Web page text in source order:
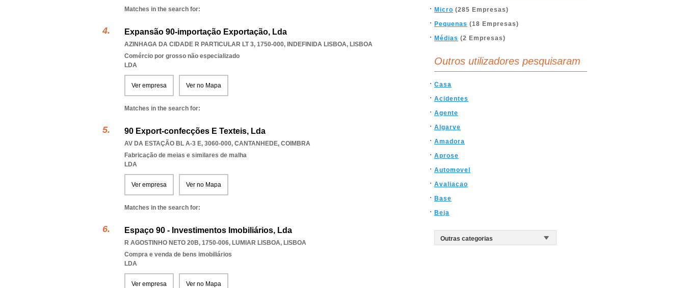
Matches in the search for:
Expansão 90-importação Exportação, Lda
AZINHAGA DA CIDADE R PARTICULAR LT 3, 1750-000, INDEFINIDA LISBOA, LISBOA
Comércio por grosso não especializado
LDA
Ver empresa Ver no Mapa
Matches in the search for:
90 Export-confecções E Texteis, Lda
AV DA ESTAÇÃO BL A-3 E, 3060-000, CANTANHEDE, COIMBRA
Fabricação de meias e similares de malha
LDA
Ver empresa Ver no Mapa
Matches in the search for:
Espaço 90 - Investimentos Imobiliários, Lda
R AGOSTINHO NETO 20B, 1750-006, LUMIAR LISBOA, LISBOA
Compra e venda de bens imobiliários
LDA
Ver empresa Ver no Mapa
Micro (285 Empresas)
Pequenas (18 Empresas)
Médias (2 Empresas)
Outros utilizadores pesquisaram
Casa
Acidentes
Agente
Algarve
Amadora
Aprose
Automovel
Avaliacao
Base
Beja